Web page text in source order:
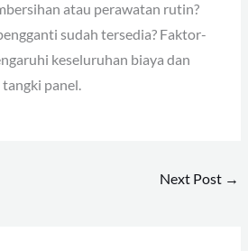
atau perawatan rutin?
sudah tersedia? Faktor-
keseluruhan biaya dan
panel.
Next Post →